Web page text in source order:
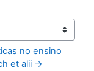
no ensino
et alii →